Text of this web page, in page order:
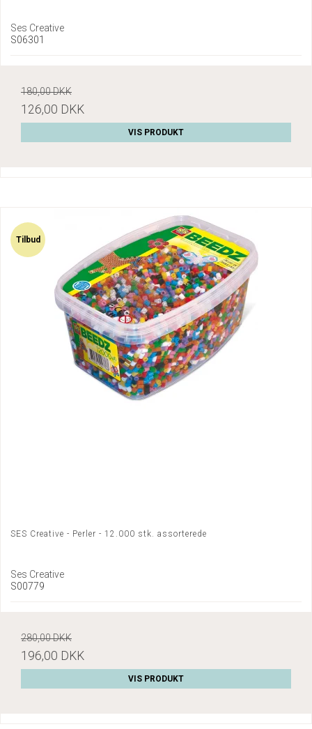
Ses Creative
S06301
180,00 DKK
126,00 DKK
VIS PRODUKT
Tilbud
SES Creative - Perler - 12.000 stk. assorterede
Ses Creative
S00779
280,00 DKK
196,00 DKK
VIS PRODUKT